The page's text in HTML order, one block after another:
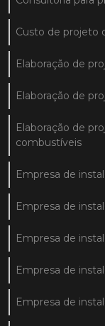
Custo de projeto
Elaboração de
Elaboração de
Elaboração de
combustíveis
Empresa de
Empresa de
Empresa de
Empresa de
Empresa de